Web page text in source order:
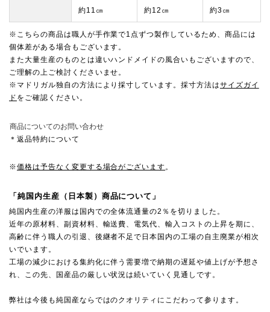
約11㎝ 約12㎝ 約3㎝
※こちらの商品は職人が手作業で1点ずつ製作しているため、商品には
個体差がある場合もございます。
また大量生産のものとは違いハンドメイドの風合いもございますので、
ご理解の上ご検討くださいませ。
※マドリガル独自の方法により採寸しています。採寸方法はサイズガイ
ド をご確認ください。
商品についてのお問い合わせ
＊返品特約について
※価格は予告なく変更する場合がございます。
「純国内生産（日本製）商品について」
純国内生産の洋服は国内での全体流通量の2％を切りました。
近年の原材料、副資材料、輸送費、電気代、輸入コストの上昇を期に、
高齢に伴う職人の引退、後継者不足で日本国内の工場の自主廃業が相次
いでいます。
工場の減少における集約化に伴う需要増で納期の遅延や値上げが予想さ
れ、この先、国産品の厳しい状況は続いていく見通しです。
弊社は今後も純国産ならではのクオリティにこだわって参ります。